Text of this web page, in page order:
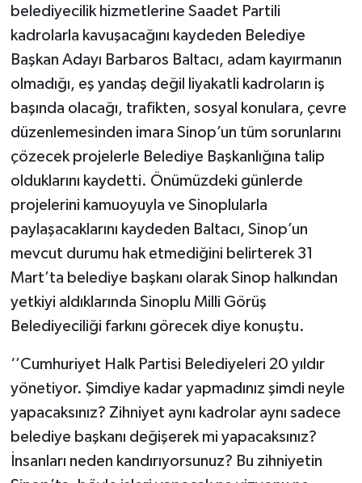
belediyecilik hizmetlerine Saadet Partili
kadrolarla kavuşacağını kaydeden Belediye
Başkan Adayı Barbaros Baltacı, adam kayırmanın
olmadığı, eş yandaş değil liyakatli kadroların iş
başında olacağı, trafikten, sosyal konulara, çevre
düzenlemesinden imara Sinop’un tüm sorunlarını
çözecek projelerle Belediye Başkanlığına talip
olduklarını kaydetti. Önümüzdeki günlerde
projelerini kamuoyuyla ve Sinoplularla
paylaşacaklarını kaydeden Baltacı, Sinop’un
mevcut durumu hak etmediğini belirterek 31
Mart’ta belediye başkanı olarak Sinop halkından
yetkiyi aldıklarında Sinoplu Milli Görüş
Belediyeciliği farkını görecek diye konuştu.
‘’Cumhuriyet Halk Partisi Belediyeleri 20 yıldır
yönetiyor. Şimdiye kadar yapmadınız şimdi neyle
yapacaksınız? Zihniyet aynı kadrolar aynı sadece
belediye başkanı değişerek mi yapacaksınız?
İnsanları neden kandırıyorsunuz? Bu zihniyetin